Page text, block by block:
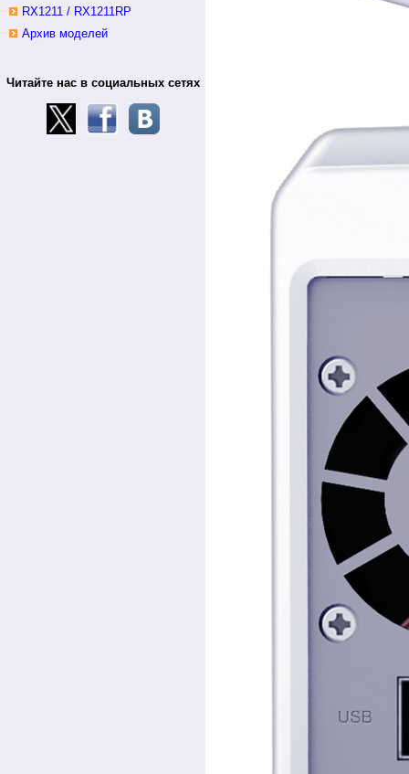
RX1211 / RX1211RP
Архив моделей
Читайте нас в социальных сетях